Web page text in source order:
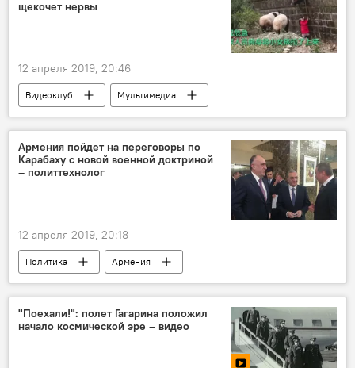
щекочет нервы
12 апреля 2019, 20:46
Видеоклуб Мультимедиа
Армения пойдет на переговоры по
Карабаху с новой военной доктриной
– политтехнолог
12 апреля 2019, 20:18
Политика
Армения
Нагорный Карабах
Москва
Азербайджан
Новости Армения
"Поехали!": полет Гагарина положил
начало космической эре – видео